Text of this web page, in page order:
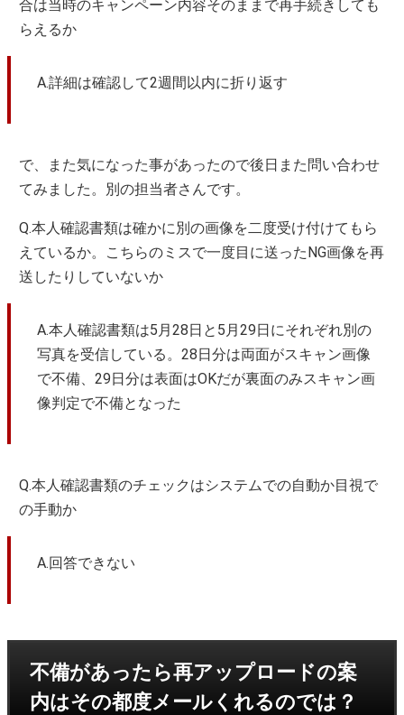
合は当時のキャンペーン内容そのままで再手続きしても
らえるか
A.詳細は確認して2週間以内に折り返す
で、また気になった事があったので後日また問い合わせ
てみました。別の担当者さんです。
Q.本人確認書類は確かに別の画像を二度受け付けてもら
えているか。こちらのミスで一度目に送ったNG画像を再
送したりしていないか
A.本人確認書類は5月28日と5月29日にそれぞれ別の
写真を受信している。28日分は両面がスキャン画像
で不備、29日分は表面はOKだが裏面のみスキャン画
像判定で不備となった
Q.本人確認書類のチェックはシステムでの自動か目視で
の手動か
A.回答できない
不備があったら再アップロードの案
内はその都度メールくれるのでは？